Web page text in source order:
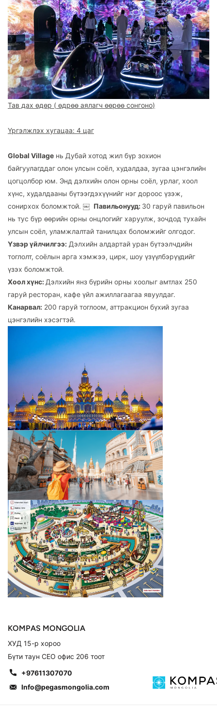
Тав дах өдөр ( өдрөө аялагч өөрөө сонгоно)
Үргэлжлэх хугацаа: 4 цаг
Global Village нь Дубай хотод жил бүр зохион
байгуулагддаг олон улсын соёл, худалдаа, зугаа цэнгэлийн
цогцолбор юм. Энд дэлхийн олон орны соёл, урлаг, хоол
хүнс, худалдааны бүтээгдэхүүнийг нэг дороос үзэж,
сонирхох боломжтой. ￼ Павильонууд: 30 гаруй павильон
нь тус бүр өөрийн орны онцлогийг харуулж, зочдод тухайн
улсын соёл, уламжлалтай танилцах боломжийг олгодог.
Үзвэр үйлчилгээ: Дэлхийн алдартай уран бүтээлчдийн
тоглолт, соёлын арга хэмжээ, цирк, шоу үзүүлбэрүүдийг
үзэх боломжтой.
Хоол хүнс: Дэлхийн янз бүрийн орны хоолыг амтлах 250
гаруй ресторан, кафе үйл ажиллагаагаа явуулдаг.
Канарвал: 200 гаруй тоглоом, аттракцион бүхий зугаа
цэнгэлийн хэсэгтэй.
KOMPAS MONGOLIA
ХУД 15-р хороо
Бүти таун СЕО офис 206 тоот
+97611307070
Info@pegasmongolia.com